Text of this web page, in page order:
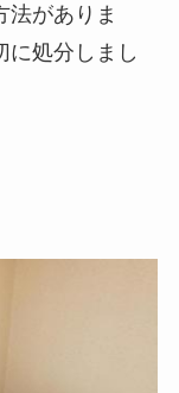
法がありま
に処分しまし